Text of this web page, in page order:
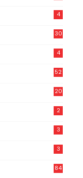
4
30
4
52
20
2
3
3
84